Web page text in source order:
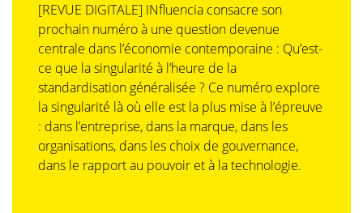
[REVUE DIGITALE] INfluencia consacre son
prochain numéro à une question devenue
centrale dans l’économie contemporaine : Qu’est-
ce que la singularité à l’heure de la
standardisation généralisée ? Ce numéro explore
la singularité là où elle est la plus mise à l’épreuve
: dans l’entreprise, dans la marque, dans les
organisations, dans les choix de gouvernance,
dans le rapport au pouvoir et à la technologie.